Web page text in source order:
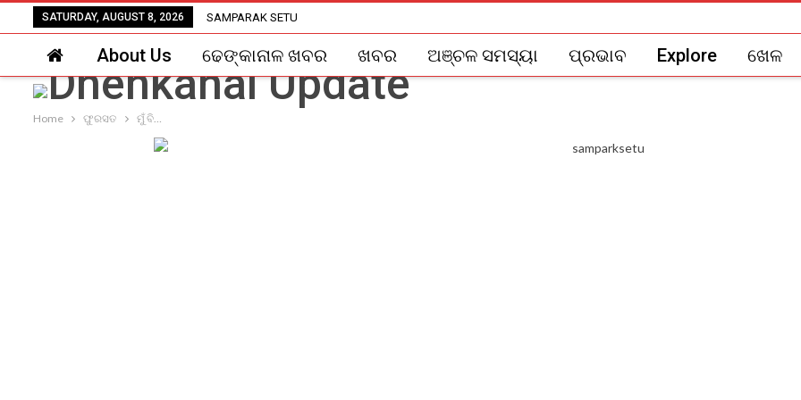
SATURDAY, AUGUST 8, 2026 SAMPARAK SETU
About Us ଢେଙ୍କାନାଳ ଖବର ଖବର ଅଞ୍ଚଳ ସମସ୍ୟା ପ୍ରଭାବ Explore ଖେଳ
Home ଫୁରସତ ମୁଁ ବି…